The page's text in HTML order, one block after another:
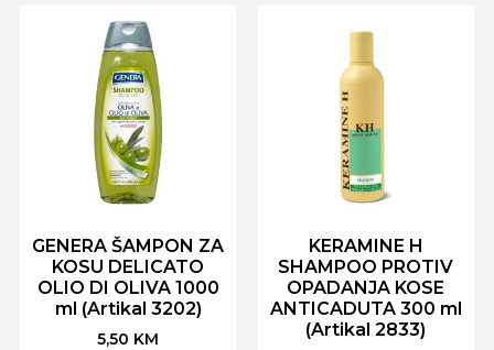
GENERA ŠAMPON ZA
KOSU DELICATO
OLIO DI OLIVA 1000
ml (Artikal 3202)
5,50 KM
KERAMINE H
SHAMPOO PROTIV
OPADANJA KOSE
ANTICADUTA 300 ml
(Artikal 2833)